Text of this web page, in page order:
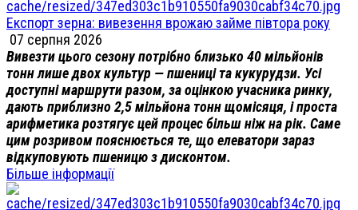
Експорт зерна: вивезення врожаю займе півтора року
07 серпня 2026
Вивезти цього сезону потрібно близько 40 мільйонів
тонн лише двох культур — пшениці та кукурудзи. Усі
доступні маршрути разом, за оцінкою учасника ринку,
дають приблизно 2,5 мільйона тонн щомісяця, і проста
арифметика розтягує цей процес більш ніж на рік. Саме
цим розривом пояснюється те, що елеватори зараз
відкуповують пшеницю з дисконтом.
Більше інформації